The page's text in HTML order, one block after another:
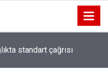
standart çağrısı